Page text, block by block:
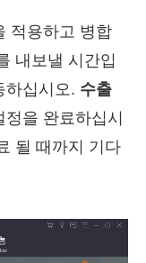
적용하고 병합
내보낼 시간입
하십시오. 수출
을 완료하십시
될 때까지 기다